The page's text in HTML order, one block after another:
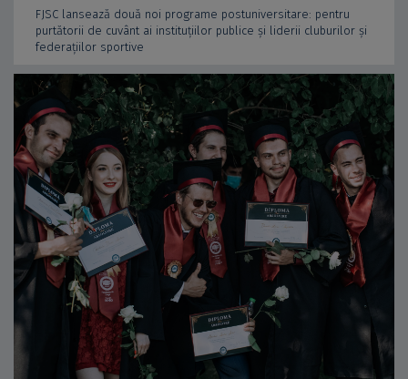
FJSC lansează două noi programe postuniversitare: pentru
purtătorii de cuvânt ai instituțiilor publice și liderii cluburilor și
federațiilor sportive